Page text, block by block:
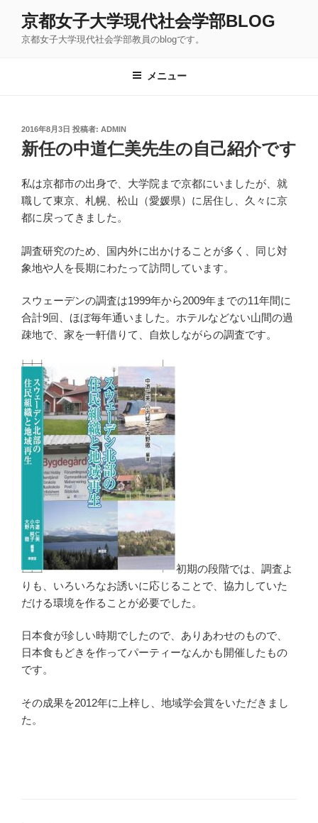
京都女子大学現代社会学部BLOG
京都女子大学現代社会学部教員のblogです。
メニュー
投
稿
日:
2016年8月3日 投稿者: ADMIN
新任の中道仁美先生の自己紹介です
私は京都市の出身で、大学院まで京都にいましたが、就
職して東京、札幌、松山（愛媛県）に居住し、久々に京
都に戻ってきました。
調査研究のため、国内外に出かけることが多く、同じ対
象地や人を長期にわたって訪問しています。
スウェーデンの調査は1999年から2009年までの11年間に
合計9回、ほぼ毎年通いました。ホテルなどない山間の過
疎地で、家を一軒借りて、自炊しながらの調査です。
初期の段階では、調査よ
りも、いろいろなお誘いに応じることで、協力していた
だける環境を作ることが必要でした。
日本食が珍しい時期でしたので、ありあわせのもので、
日本食もどきを作ってパーティーなんかも開催したもの
です。
その成果を2012年に上梓し、地域学会賞をいただきまし
た。